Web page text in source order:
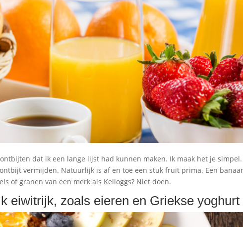
dat ik een lange lijst had kunnen maken. Ik maak het je simpel.
vermijden. Natuurlijk is af en toe een stuk fruit prima. Een
of granen van een merk als Kelloggs? Niet doen.
eiwitrijk, zoals eieren en Griekse yoghurt